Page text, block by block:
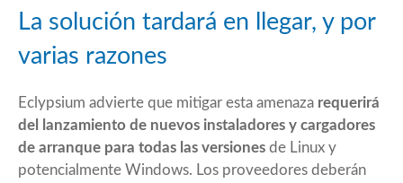
La solución tardará en llegar, y por
varias razones
Eclypsium advierte que mitigar esta amenaza requerirá
del lanzamiento de nuevos instaladores y cargadores
de arranque para todas las versiones de Linux y
potencialmente Windows. Los proveedores deberán